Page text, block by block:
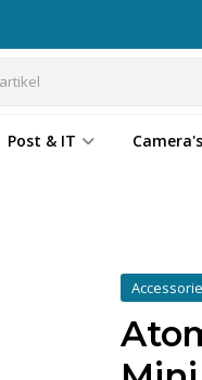
Post & IT Camera's